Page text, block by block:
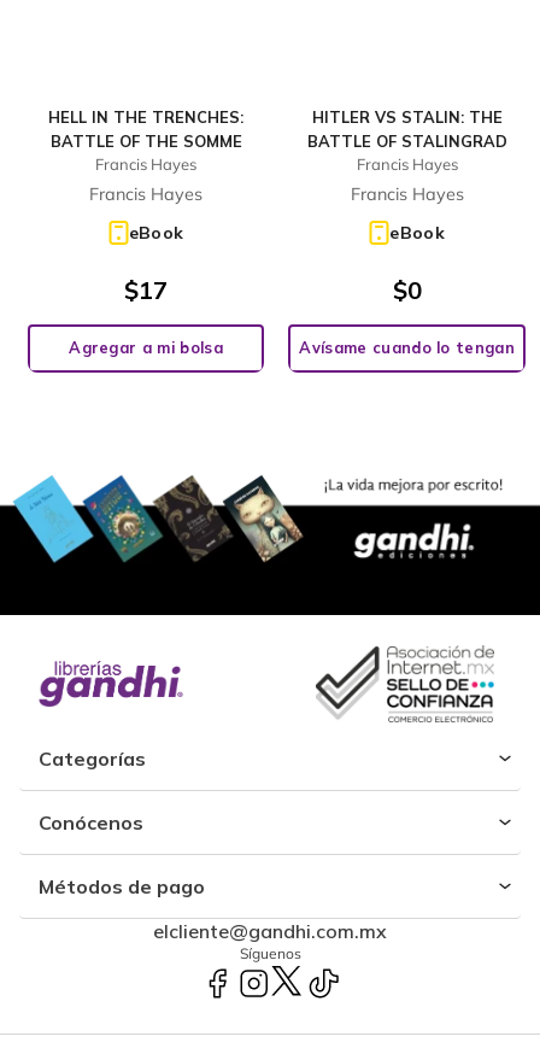
HELL IN THE TRENCHES:
BATTLE OF THE SOMME
Francis Hayes
Francis Hayes
eBook
$17
Agregar a mi bolsa
HITLER VS STALIN: THE
BATTLE OF STALINGRAD
Francis Hayes
Francis Hayes
eBook
$0
Avísame cuando lo tengan
Categorías
Conócenos
Métodos de pago
elcliente@gandhi.com.mx
Síguenos